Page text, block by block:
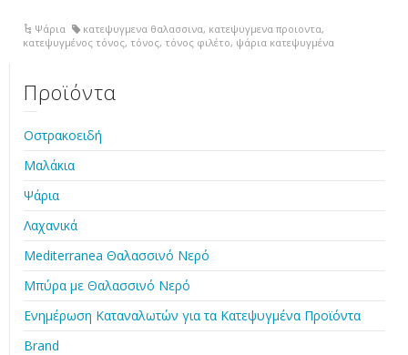
Ψάρια κατεψυγμενα θαλασσινα, κατεψυγμενα προιοντα,
κατεψυγμένος τόνος, τόνος, τόνος φιλέτο, ψάρια κατεψυγμένα
Προϊόντα
Οστρακοειδή
Μαλάκια
Ψάρια
Λαχανικά
Mediterranea Θαλασσινό Νερό
Μπύρα με Θαλασσινό Νερό
Ενημέρωση Καταναλωτών για τα Κατεψυγμένα Προϊόντα
Brand